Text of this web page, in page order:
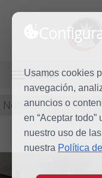
Usamos cookies
navegación,
anuncios o
en “Aceptar
nuestro uso de
nuestra Política
MENÚ
Noticias